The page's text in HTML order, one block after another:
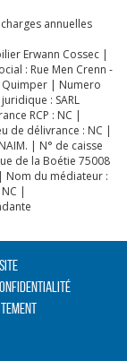
annuelles
Erwann Cossec |
: Rue Men Crenn -
Quimper | Numero
: SARL
RCP : NC |
de délivrance : NC |
| N° de caisse
de la Boétie 75008
Nom du médiateur :
|